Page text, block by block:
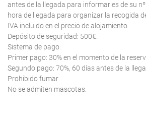
antes de la llegada para informarles de su
hora de llegada para organizar la recogida
IVA incluido en el precio de alojamiento
Depósito de seguridad: 500€.
Sistema de pago:
Primer pago: 30% en el momento de la
Segundo pago: 70%, 60 días antes de la
Prohibido fumar
No se admiten mascotas.